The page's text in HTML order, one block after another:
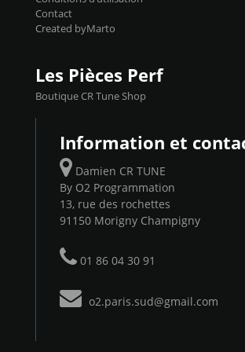
Contact
Created byMarto
Les Pièces Perf
Boutique CR Tune Shop
Information et
Damien CR TUNE
By O2 Programmation
13, rue des rochettes
91150 Morigny Champigny
01 86 04 30 91
o2.paris.sud@gmail.com